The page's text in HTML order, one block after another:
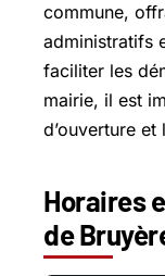
commune,
administratifs
faciliter les
mairie, il est
d’ouverture
Horaires
de